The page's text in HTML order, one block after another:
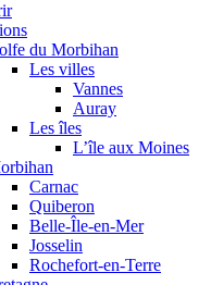
du Morbihan
Les villes
Vannes
Auray
Les îles
L’île aux Moines
Carnac
Quiberon
Belle-Île-en-Mer
Josselin
Rochefort-en-Terre